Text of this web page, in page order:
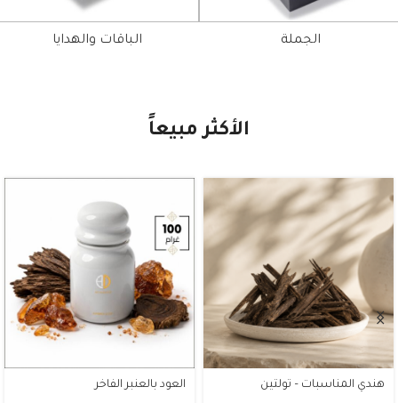
الجملة الباقات والهدايا
الأكثر مبيعاً
هندي المناسبات – تولتين العود بالعنبر الفاخر